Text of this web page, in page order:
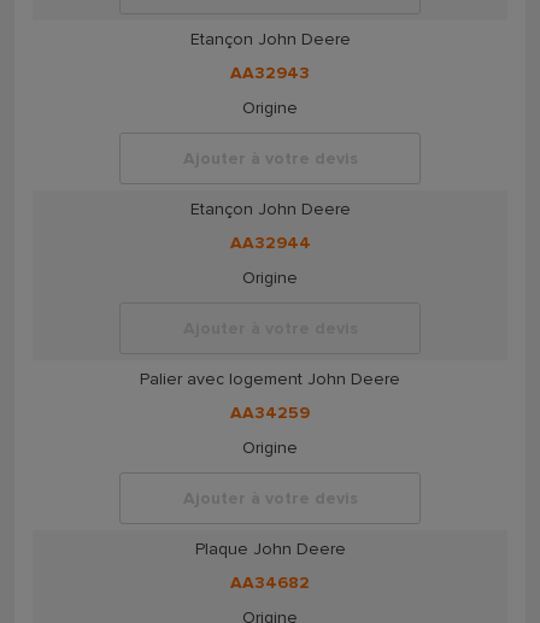
Etançon John Deere
AA32943
Origine
Ajouter à votre devis
Etançon John Deere
AA32944
Origine
Palier avec logement John Deere
AA34259
Origine
Ajouter à votre devis
Plaque John Deere
AA34682
Origine